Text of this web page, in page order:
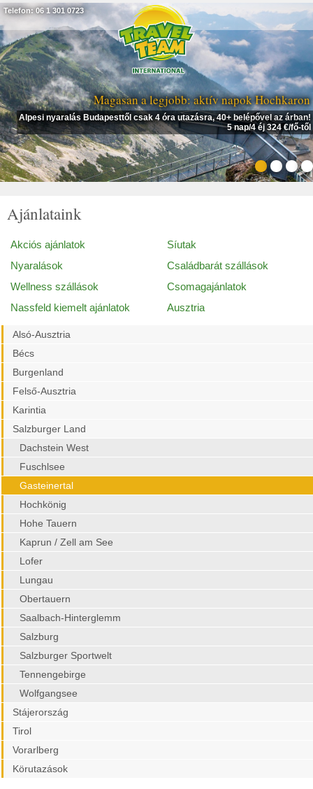
Magasan a legjobb: aktív napok Hochkaron
Alpesi nyaralás Budapesttől csak 4 óra utazásra, 40+ belépővel az árban!
5 nap/4 éj 324 €/fő-től
Telefon: 06 1 301 0723
Ajánlataink
Akciós ajánlatok
Síutak
Nyaralások
Családbarát szállások
Wellness szállások
Csomagajánlatok
Nassfeld kiemelt ajánlatok
Ausztria
Alsó-Ausztria
Bécs
Burgenland
Felső-Ausztria
Karintia
Salzburger Land
Dachstein West
Fuschlsee
Gasteinertal
Hochkönig
Hohe Tauern
Kaprun / Zell am See
Lofer
Lungau
Obertauern
Saalbach-Hinterglemm
Salzburg
Salzburger Sportwelt
Tennengebirge
Wolfgangsee
Stájerország
Tirol
Vorarlberg
Körutazások